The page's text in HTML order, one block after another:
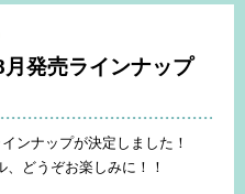
発売ラインナップ
ンナップが決定しました！
どうぞお楽しみに！！